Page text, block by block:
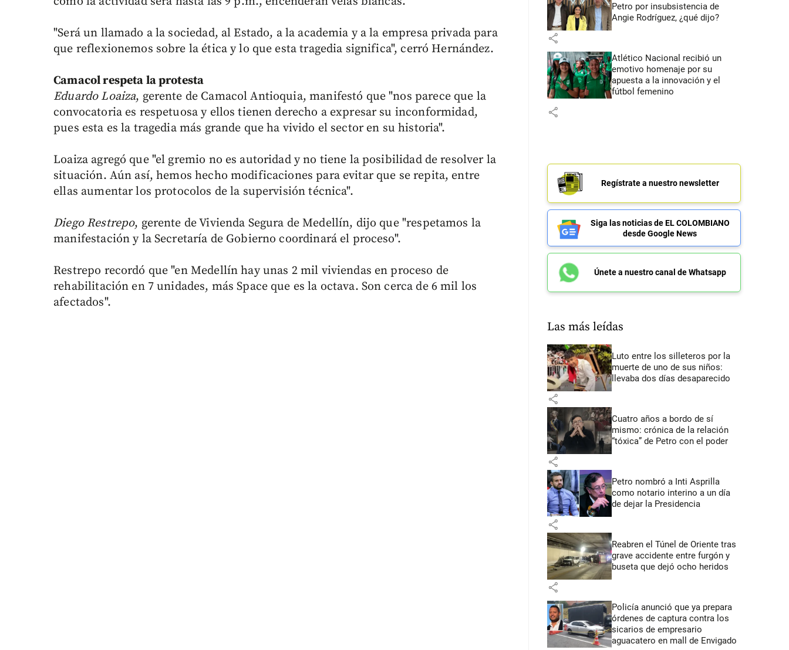
"Será un llamado a la sociedad, al Estado, a la academia y a la empresa privada para
que reflexionemos sobre la ética y lo que esta tragedia significa", cerró Hernández.
Camacol respeta la protesta
Eduardo Loaiza, gerente de Camacol Antioquia, manifestó que "nos parece que la
convocatoria es respetuosa y ellos tienen derecho a expresar su inconformidad,
pues esta es la tragedia más grande que ha vivido el sector en su historia".
Loaiza agregó que "el gremio no es autoridad y no tiene la posibilidad de resolver la
situación. Aún así, hemos hecho modificaciones para evitar que se repita, entre
ellas aumentar los protocolos de la supervisión técnica".
Diego Restrepo, gerente de Vivienda Segura de Medellín, dijo que "respetamos la
manifestación y la Secretaría de Gobierno coordinará el proceso".
Restrepo recordó que "en Medellín hay unas 2 mil viviendas en proceso de
rehabilitación en 7 unidades, más Space que es la octava. Son cerca de 6 mil los
afectados".
Petro por insubsistencia de
Angie Rodríguez, ¿qué dijo?
share
Atlético Nacional recibió un
emotivo homenaje por su
apuesta a la innovación y el
fútbol femenino
share
Regístrate a nuestro newsletter
Siga las noticias de EL COLOMBIANO
desde Google News
Únete a nuestro canal de Whatsapp
Las más leídas
Luto entre los silleteros por la
muerte de uno de sus niños:
llevaba dos días desaparecido
share
Cuatro años a bordo de sí
mismo: crónica de la relación
“tóxica” de Petro con el poder
share
Petro nombró a Inti Asprilla
como notario interino a un día
de dejar la Presidencia
share
Reabren el Túnel de Oriente tras
grave accidente entre furgón y
buseta que dejó ocho heridos
share
Policía anunció que ya prepara
órdenes de captura contra los
sicarios de empresario
aguacatero en mall de Envigado